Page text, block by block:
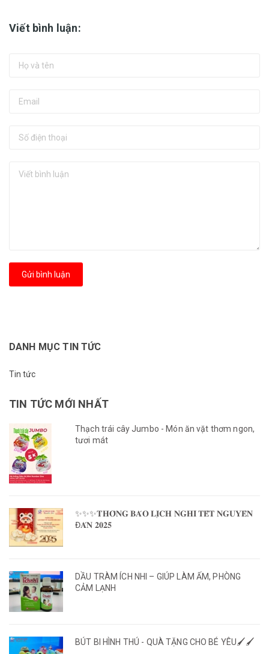
Viết bình luận:
Gửi bình luận
DANH MỤC TIN TỨC
Tin tức
TIN TỨC MỚI NHẤT
Thạch trái cây Jumbo - Món ăn vặt thơm ngon,
tươi mát
✨✨✨𝐓𝐇𝐎̂𝐍𝐆 𝐁𝐀́𝐎 𝐋𝐈̣𝐂𝐇 𝐍𝐆𝐇𝐈̉ 𝐓𝐄̂́𝐓 𝐍𝐆𝐔𝐘𝐄̂𝐍
Đ𝐀́𝐍 𝟐𝟎𝟐𝟓
DẦU TRÀM ÍCH NHI – GIÚP LÀM ẤM, PHÒNG
CẢM LẠNH
BÚT BI HÌNH THÚ - QUÀ TẶNG CHO BÉ YÊU🖌️🖌️